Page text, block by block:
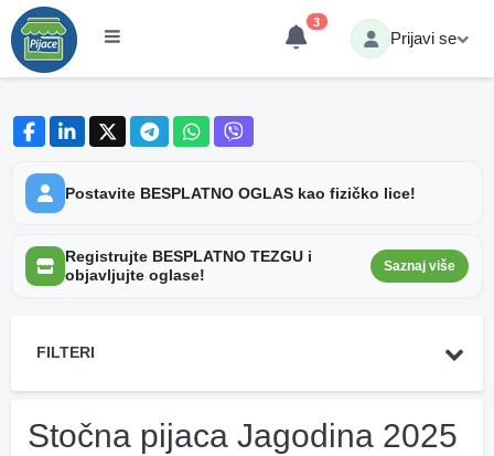
3
Prijavi se
Postavite BESPLATNO OGLAS kao fizičko lice!
Registrujte BESPLATNO TEZGU i
objavljujte oglase!
Saznaj više
FILTERI
Stočna pijaca Jagodina 2025